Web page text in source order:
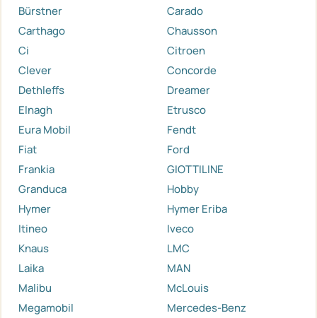
Bürstner
Carado
Carthago
Chausson
Ci
Citroen
Clever
Concorde
Dethleffs
Dreamer
Elnagh
Etrusco
Eura Mobil
Fendt
Fiat
Ford
Frankia
GIOTTILINE
Granduca
Hobby
Hymer
Hymer Eriba
Itineo
Iveco
Knaus
LMC
Laika
MAN
Malibu
McLouis
Megamobil
Mercedes-Benz